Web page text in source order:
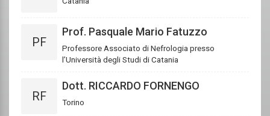
PF
Prof. Pasquale Mario Fatuzzo
Professore Associato di Nefrologia presso
l’Università degli Studi di Catania
RF
Dott. RICCARDO FORNENGO
Torino